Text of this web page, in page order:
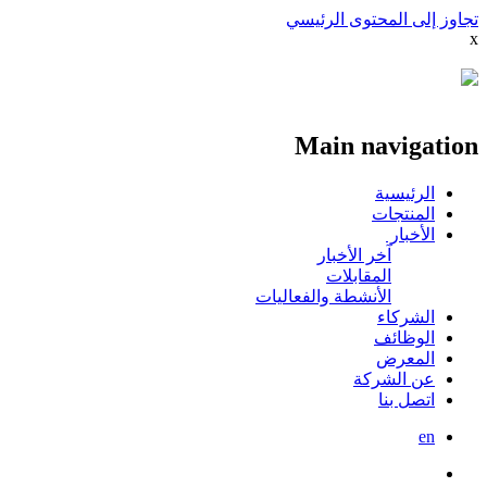
تجاوز إلى المحتوى الرئيسي
x
Main navigation
الرئيسية
المنتجات
الأخبار
آخر الأخبار
المقابلات
الأنشطة والفعاليات
الشركاء
الوظائف
المعرض
عن الشركة
اتصل بنا
en